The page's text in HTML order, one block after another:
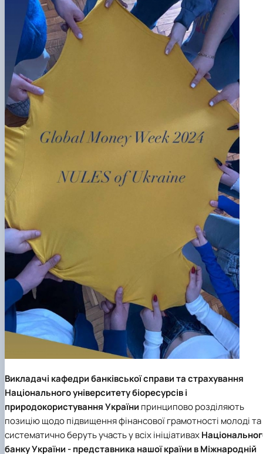
Викладачі кафедри банківської справи та страхування
Національного університету біоресурсів і
природокористування України принципово розділяють
позицію щодо підвищення фінансової грамотності молоді та
систематично беруть участь у всіх ініціативах
банку України - представника нашої країни в Міжнародній